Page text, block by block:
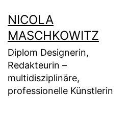
Inhalt
springen
NICOLA
MASCHKOWITZ
Diplom Designerin,
Redakteurin –
multidisziplinäre,
professionelle Künstlerin